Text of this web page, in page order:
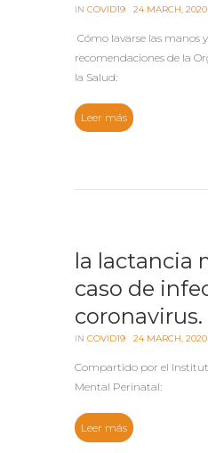
IN COVID19 24 MARCH, 2020
Cómo lavarse las manos
recomendaciones de la
la Salud:
Leer más
la lactancia
caso de
coronavirus.
IN COVID19 24 MARCH, 2020
Compartido por el
Mental Perinatal:
Leer más